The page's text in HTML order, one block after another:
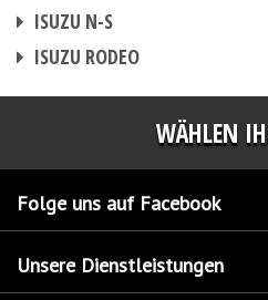
ISUZU N-S
ISUZU RODEO
WÄHLEN
Folge uns auf Facebook
Unsere Dienstleistungen